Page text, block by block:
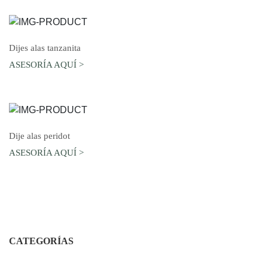
Dijes alas tanzanita
ASESORÍA AQUÍ >
Dije alas peridot
ASESORÍA AQUÍ >
CATEGORÍAS